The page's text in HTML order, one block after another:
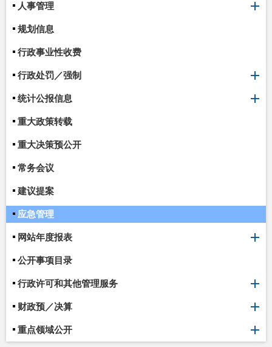
人事管理
规划信息
行政事业性收费
行政处罚／强制
统计公报信息
重大政策转载
重大决策预公开
常务会议
建议提案
应急管理
网站年度报表
公开事项目录
行政许可和其他管理服务
财政预／决算
重点领域公开